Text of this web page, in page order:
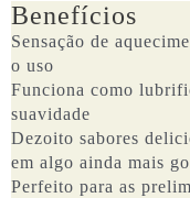
Benefícios
Sensação de
o uso
Funciona como
suavidade
Dezoito sabores
em algo ainda mais
Perfeito para as